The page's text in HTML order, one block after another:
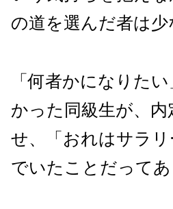
の道を選んだ者は少
「何者かになりた
かった同級生が、
せ、「おれはサラ
でいたことだってあ